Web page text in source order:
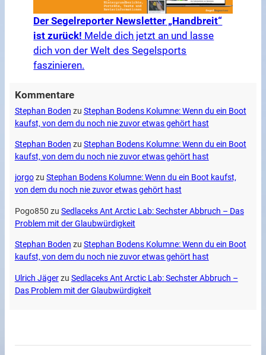
Der Segelreporter Newsletter „Handbreit“
ist zurück! Melde dich jetzt an und lasse
dich von der Welt des Segelsports
faszinieren.
Kommentare
Stephan Boden zu Stephan Bodens Kolumne: Wenn du ein Boot
kaufst, von dem du noch nie zuvor etwas gehört hast
Stephan Boden zu Stephan Bodens Kolumne: Wenn du ein Boot
kaufst, von dem du noch nie zuvor etwas gehört hast
jorgozu Stephan Bodens Kolumne: Wenn du ein Boot kaufst,
von dem du noch nie zuvor etwas gehört hast
Pogo850 zu Sedlaceks Ant Arctic Lab: Sechster Abbruch – Das
Problem mit der Glaubwürdigkeit
Stephan Boden zu Stephan Bodens Kolumne: Wenn du ein Boot
kaufst, von dem du noch nie zuvor etwas gehört hast
Ulrich Jägerzu Sedlaceks Ant Arctic Lab: Sechster Abbruch –
Das Problem mit der Glaubwürdigkeit